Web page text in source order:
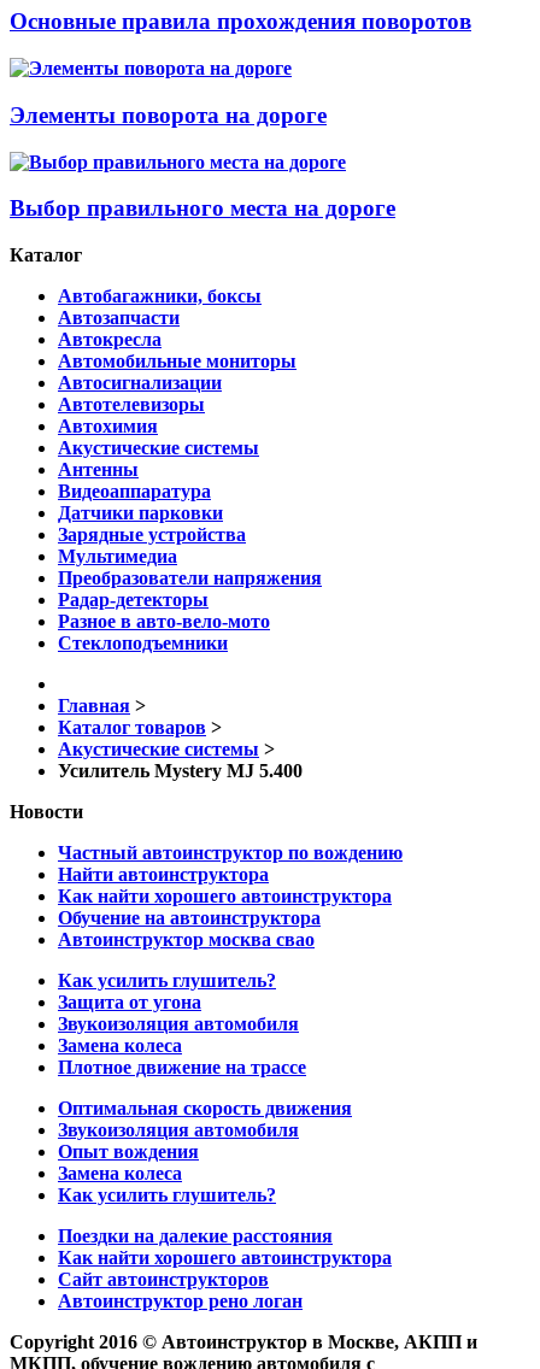
Основные правила прохождения поворотов
Элементы поворота на дороге
Выбор правильного места на дороге
Каталог
Автобагажники, боксы
Автозапчасти
Автокресла
Автомобильные мониторы
Автосигнализации
Автотелевизоры
Автохимия
Акустические системы
Антенны
Видеоаппаратура
Датчики парковки
Зарядные устройства
Мультимедиа
Преобразователи напряжения
Радар-детекторы
Разное в авто-вело-мото
Стеклоподъемники
Главная >
Каталог товаров >
Акустические системы >
Усилитель Mystery MJ 5.400
Новости
Частный автоинструктор по вождению
Найти автоинструктора
Как найти хорошего автоинструктора
Обучение на автоинструктора
Автоинструктор москва свао
Как усилить глушитель?
Защита от угона
Звукоизоляция автомобиля
Замена колеса
Плотное движение на трассе
Оптимальная скорость движения
Звукоизоляция автомобиля
Опыт вождения
Замена колеса
Как усилить глушитель?
Поездки на далекие расстояния
Как найти хорошего автоинструктора
Сайт автоинструкторов
Автоинструктор рено логан
Copyright 2016 © Автоинструктор в Москве, АКПП и
МКПП, обучение вождению автомобиля с